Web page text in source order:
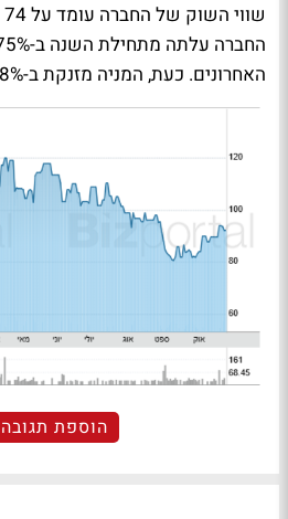
האחרונים. כעת, המניה מזנקת ב-68%.
הוספת תגובה